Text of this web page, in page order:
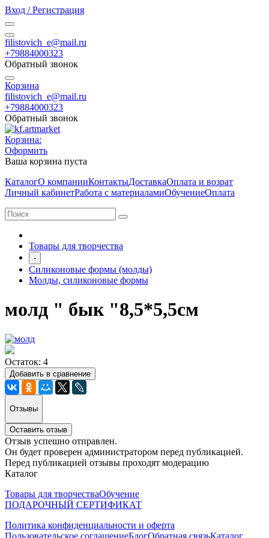
Вход / Регистрация
filistovich_e@mail.ru
+79884000323
Обратный звонок
Корзина
filistovich_e@mail.ru
+79884000323
Обратный звонок
Корзина:
Оформить
Ваша корзина пуста
КаталогО компанииКонтактыДоставкаОплата и возрат
Личный кабинетРабота с материаламиОбучениеОплата
Товары для творчества
-
Силиконовые формы (молды)
Молды, силиконовые формы
молд " бык "8,5*5,5см
Остаток: 4
Добавить в сравнение
Отзывы
Оставить отзыв
Отзыв успешно отправлен.
Он будет проверен администратором перед публикацией.
Перед публикацией отзывы проходят модерацию
Каталог
Товары для творчестваОбучение
ПОДАРОЧНЫЙ СЕРТИФИКАТ
Политика конфиденциальности и оферта
Пользовательское соглашениеБлогОбратная связьКаталог